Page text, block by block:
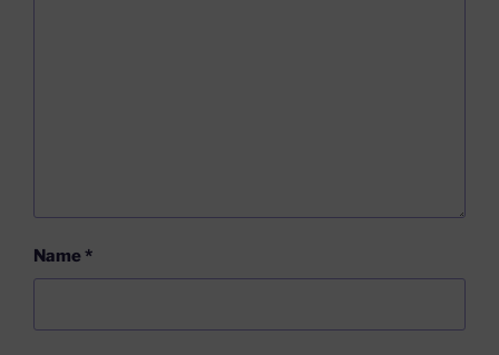
Name*